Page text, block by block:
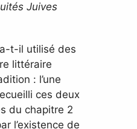
Juives
t-il utilisé des
littéraire
: l’une
ces deux
du chapitre 2
l’existence de